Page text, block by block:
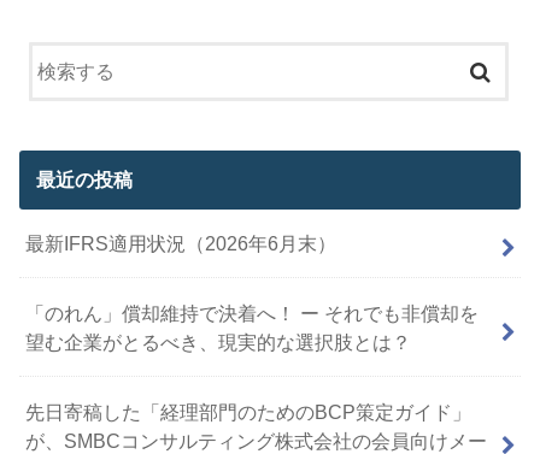
最近の投稿
最新IFRS適用状況（2026年6月末）
「のれん」償却維持で決着へ！ ー それでも非償却を
望む企業がとるべき、現実的な選択肢とは？
先日寄稿した「経理部門のためのBCP策定ガイド」
が、SMBCコンサルティング株式会社の会員向けメー